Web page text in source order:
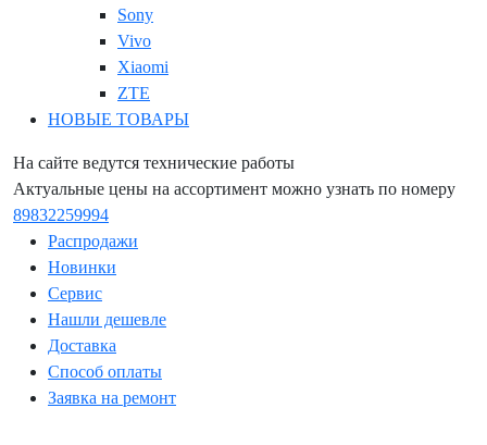
Sony
Vivo
Xiaomi
ZTE
НОВЫЕ ТОВАРЫ
На сайте ведутся технические работы
Актуальные цены на ассортимент можно узнать по номеру
89832259994
Распродажи
Новинки
Сервис
Нашли дешевле
Доставка
Способ оплаты
Заявка на ремонт